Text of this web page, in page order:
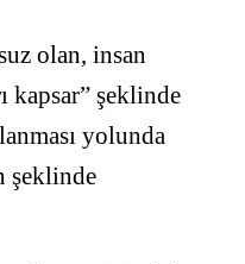
olan, insan
kapsar” şeklinde
yolunda
şeklinde